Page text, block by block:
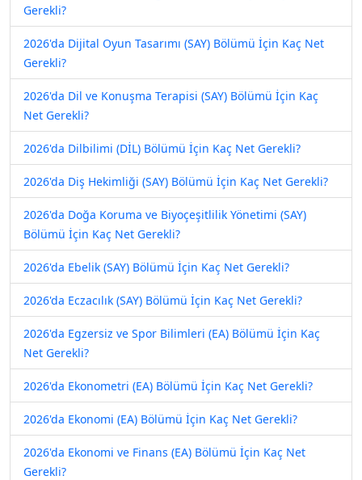
Gerekli?
2026'da Dijital Oyun Tasarımı (SAY) Bölümü İçin Kaç Net
Gerekli?
2026'da Dil ve Konuşma Terapisi (SAY) Bölümü İçin Kaç
Net Gerekli?
2026'da Dilbilimi (DİL) Bölümü İçin Kaç Net Gerekli?
2026'da Diş Hekimliği (SAY) Bölümü İçin Kaç Net Gerekli?
2026'da Doğa Koruma ve Biyoçeşitlilik Yönetimi (SAY)
Bölümü İçin Kaç Net Gerekli?
2026'da Ebelik (SAY) Bölümü İçin Kaç Net Gerekli?
2026'da Eczacılık (SAY) Bölümü İçin Kaç Net Gerekli?
2026'da Egzersiz ve Spor Bilimleri (EA) Bölümü İçin Kaç
Net Gerekli?
2026'da Ekonometri (EA) Bölümü İçin Kaç Net Gerekli?
2026'da Ekonomi (EA) Bölümü İçin Kaç Net Gerekli?
2026'da Ekonomi ve Finans (EA) Bölümü İçin Kaç Net
Gerekli?